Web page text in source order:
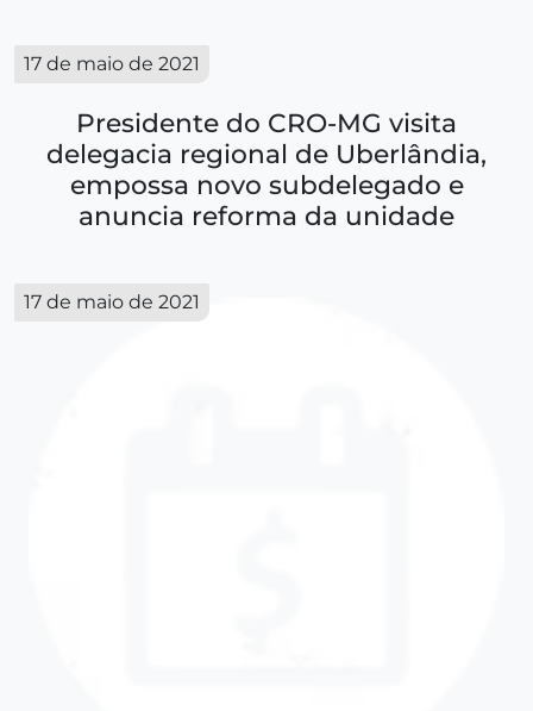
17 de maio de 2021
Presidente do CRO-MG visita
delegacia regional de Uberlândia,
empossa novo subdelegado e
anuncia reforma da unidade
17 de maio de 2021